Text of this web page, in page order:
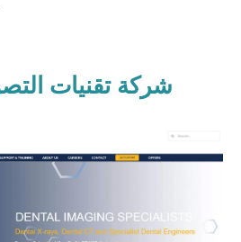
6.شركة تقنيات